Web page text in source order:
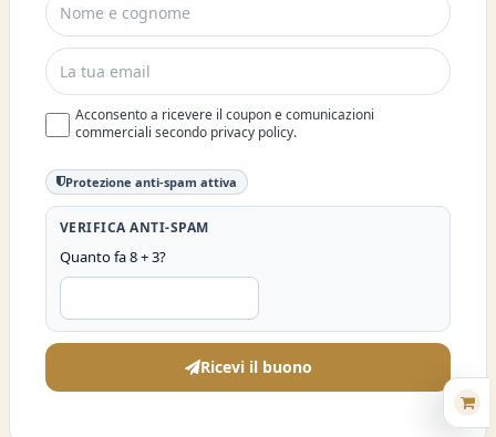
Acconsento a ricevere il coupon e comunicazioni
commerciali secondo privacy policy.
Protezione anti-spam attiva
VERIFICA ANTI-SPAM
Quanto fa 8 + 3?
Ricevi il buono